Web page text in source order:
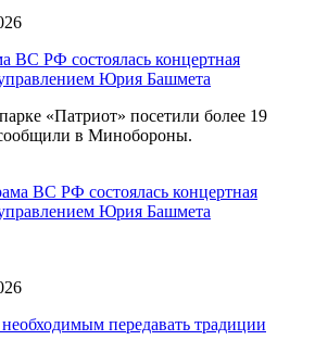
ВС РФ состоялась концертная
Юрия Башмета
«Патриот» посетили более 19
в Минобороны.
передавать традиции